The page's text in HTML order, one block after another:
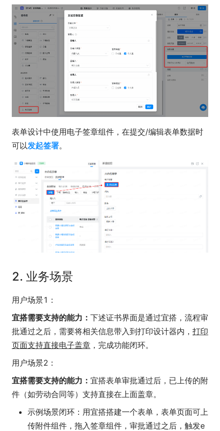
表单设计中使用电子签章组件，在提交/编辑表单数据时
可以发起签署。
2. 业务场景
用户场景1：
宜搭需要支持的能力： 下述证书界面是通过宜搭，流程审
批通过之后，需要将相关信息带入到打印设计器内， 打印
页面支持直接电子盖章 ，完成功能闭环。
用户场景2：
宜搭需要支持的能力： 宜搭表单审批通过后，已上传的附
件（如劳动合同等）支持直接在上面盖章。
示例场景闭环：用宜搭搭建一个表单，表单页面可上
传附件组件，拖入签章组件，审批通过之后，触发e